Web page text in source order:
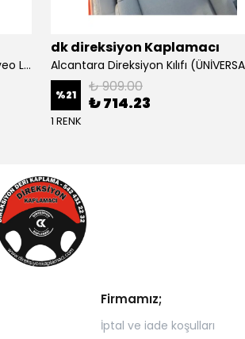
Açıklamayı Okuyunuz)chevrolet Aveo Lt-ls Araca Özel Direksiyon Kılıfı (plastik Kapaksız Direksiyon
dk direksiyon Kaplamacı
%21 ₺ 909.00
₺ 714.23
1 RENK
Firmamız;
İptal ve iade koşulları